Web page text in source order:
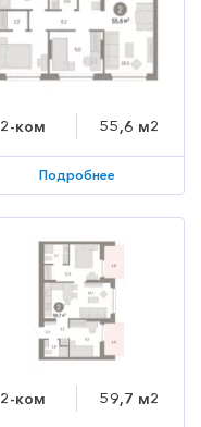
2-ком 55,6 м2
Подробнее
2-ком 59,7 м2